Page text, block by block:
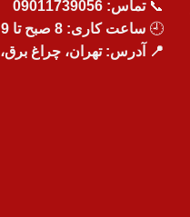
📞تماس: 09011739056
🕘 ساعت کاری: 8 صبح تا 9 شب
📍 آدرس: تهران، چراغ